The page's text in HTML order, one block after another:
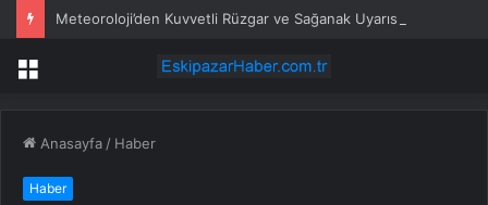
Meteoroloji’den Kuvvetli Rüzgar ve Sağanak Uyarısı
Menü
Anasayfa / Haber
Haber